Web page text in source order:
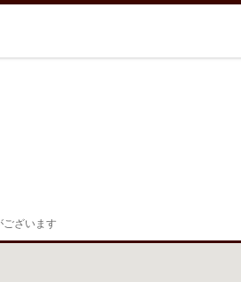
ざいます